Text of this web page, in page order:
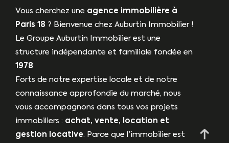
Vous cherchez une agence immobilière à
Paris 18 ? Bienvenue chez Auburtin Immobilier !
Le Groupe Auburtin Immobilier est une
structure indépendante et familiale fondée en
1978
Forts de notre expertise locale et de notre
connaissance approfondie du marché, nous
vous accompagnons dans tous vos projets
immobiliers : achat, vente, location et
gestion locative. Parce que l'immobilier est